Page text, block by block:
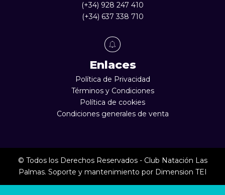
(+34) 928 247 410
(+34) 637 338 710
Enlaces
Política de Privacidad
Términos y Condiciones
Política de cookies
Condiciones generales de venta
© Todos los Derechos Reservados - Club Natación Las
Palmas. Soporte y mantenimiento por Dimension TEI